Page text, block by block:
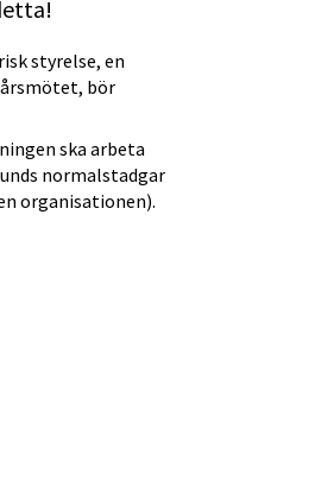
styrelse, en
bör
ska arbeta
normalstadgar
organisationen).